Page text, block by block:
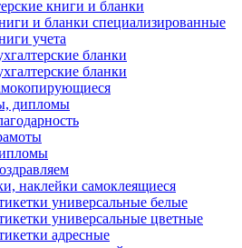
книги и бланки
и бланки специализированные
учета
бланки
бланки
дипломы
наклейки самоклеящиеся
универсальные белые
универсальные цветные
адресные